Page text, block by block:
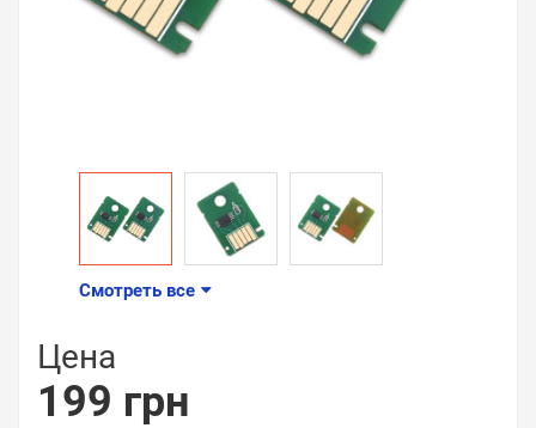
Смотреть все
Цена
199 грн